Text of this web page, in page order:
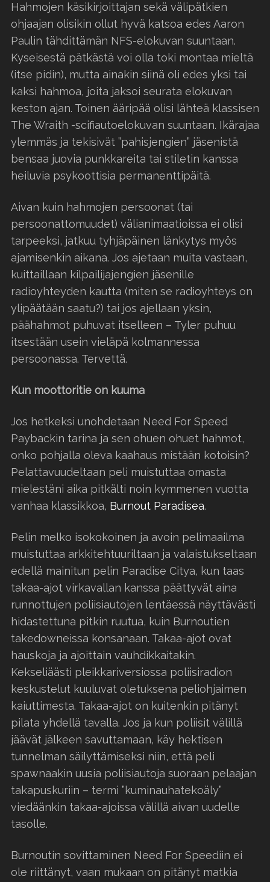
Hahmojen käsikirjoittajan sekä välipätkien
ohjaajan olisikin ollut hyvä katsoa edes Aaron
Paulin tähdittämän NFS-elokuvan suuntaan.
Kyseisestä pätkästä voi olla toki montaa mieltä
(itse pidin), mutta ainakin siinä oli edes yksi tai
kaksi hahmoa, joita jaksoi seurata elokuvan
keston ajan. Toinen ääripää olisi lähteä klassisen
The Wraith -scifiautoelokuvan suuntaan. Ikärajaa
ylemmäs ja tekisivät ”pahisjengien” jäsenistä
bensaa juovia punkkareita tai stiletin kanssa
heiluvia psykoottisia permanenttipäitä.
Aivan kuin hahmojen persoonat (tai
persoonattomuudet) välianimaatioissa ei olisi
tarpeeksi, jatkuu tyhjäpäinen länkytys myös
ajamisenkin aikana. Jos ajetaan muita vastaan,
kuittaillaan kilpailijajengien jäsenille
radioyhteyden kautta (miten se radioyhteys on
ylipäätään saatu?) tai jos ajellaan yksin,
päähahmot puhuvat itselleen – Tyler puhuu
itsestään usein vieläpä kolmannessa
persoonassa. Tervettä.
Kun moottoritie on kuuma
Jos hetkeksi unohdetaan Need For Speed
Paybackin tarina ja sen ohuen ohuet hahmot,
onko pohjalla oleva kaahaus mistään kotoisin?
Pelattavuudeltaan peli muistuttaa omasta
mielestäni aika pitkälti noin kymmenen vuotta
vanhaa klassikkoa, Burnout Paradisea.
Pelin melko isokokoinen ja avoin pelimaailma
muistuttaa arkkitehtuuriltaan ja valaistukseltaan
edellä mainitun pelin Paradise Citya, kun taas
takaa-ajot virkavallan kanssa päättyvät aina
runnottujen poliisiautojen lentäessä näyttävästi
hidastettuna pitkin ruutua, kuin Burnoutien
takedowneissa konsanaan. Takaa-ajot ovat
hauskoja ja ajoittain vauhdikkaitakin.
Kekseliäästi pleikkariversiossa poliisiradion
keskustelut kuuluvat oletuksena peliohjaimen
kaiuttimesta. Takaa-ajot on kuitenkin pitänyt
pilata yhdellä tavalla. Jos ja kun poliisit välillä
jäävät jälkeen savuttamaan, käy hektisen
tunnelman säilyttämiseksi niin, että peli
spawnaakin uusia poliisiautoja suoraan pelaajan
takapuskuriin – termi ”kuminauhatekoäly”
viedäänkin takaa-ajoissa välillä aivan uudelle
tasolle.
Burnoutin sovittaminen Need For Speediin ei
ole riittänyt, vaan mukaan on pitänyt matkia